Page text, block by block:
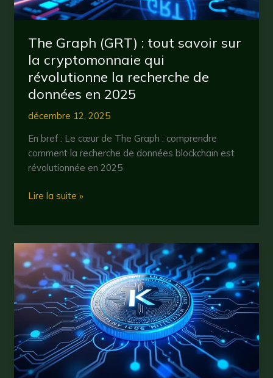
en
2025
The Graph (GRT) : tout savoir sur
la cryptomonnaie qui
révolutionne la recherche de
données en 2025
décembre 12, 2025
En bref : Le cœur de The Graph : comprendre
comment la recherche de données blockchain est
révolutionnée en 2025
The
(GRT)
tout
savoir
sur
la
cryptomonnaie
qui
révolutionne
la
recherche
Lire la suite »